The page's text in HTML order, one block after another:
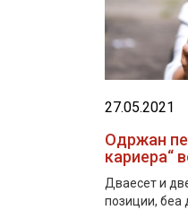
27.05.2021
Одржан
кариера“
Дваесет и
позиции, беа